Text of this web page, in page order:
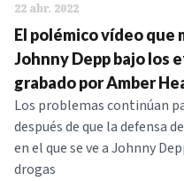
22 abr. 2022
El polémico vídeo
Johnny Depp bajo los
grabado por Amber
Los problemas continúan
después de que la defensa
en el que se ve a Johnny
drogas